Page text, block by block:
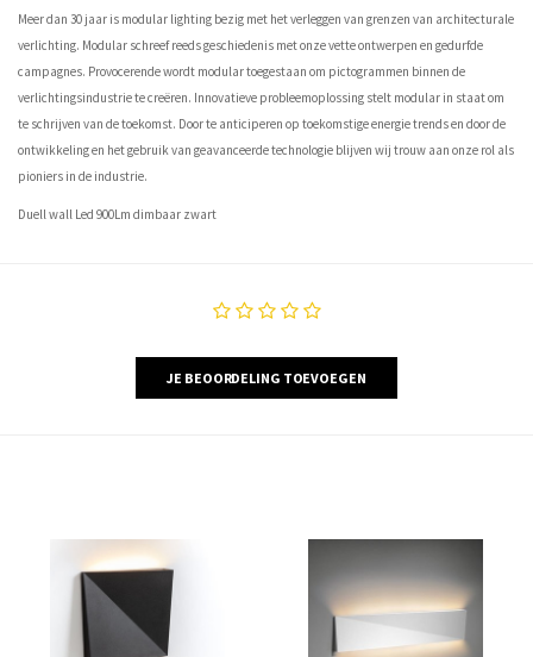
Meer dan 30 jaar is modular lighting bezig met het verleggen van grenzen van architecturale
verlichting. Modular schreef reeds geschiedenis met onze vette ontwerpen en gedurfde
campagnes. Provocerende wordt modular toegestaan om pictogrammen binnen de
verlichtingsindustrie te creëren. Innovatieve probleemoplossing stelt modular in staat om
te schrijven van de toekomst. Door te anticiperen op toekomstige energie trends en door de
ontwikkeling en het gebruik van geavanceerde technologie blijven wij trouw aan onze rol als
pioniers in de industrie.
Duell wall Led 900Lm dimbaar zwart
JE BEOORDELING TOEVOEGEN